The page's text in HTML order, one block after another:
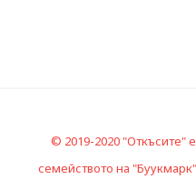
© 2019-2020 "Откъсите"
семейството на